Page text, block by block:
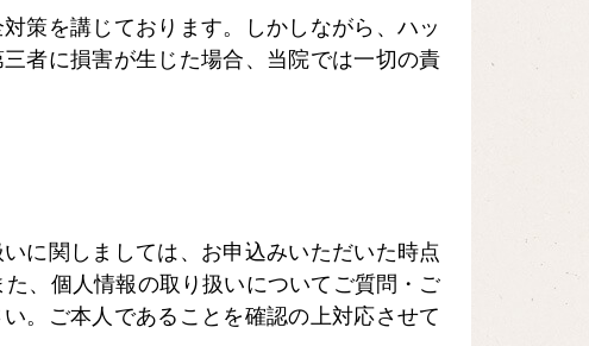
策を講じております。しかしながら、ハッ
者に損害が生じた場合、当院では一切の責
に関しましては、お申込みいただいた時点
、個人情報の取り扱いについてご質問・ご
。ご本人であることを確認の上対応させて